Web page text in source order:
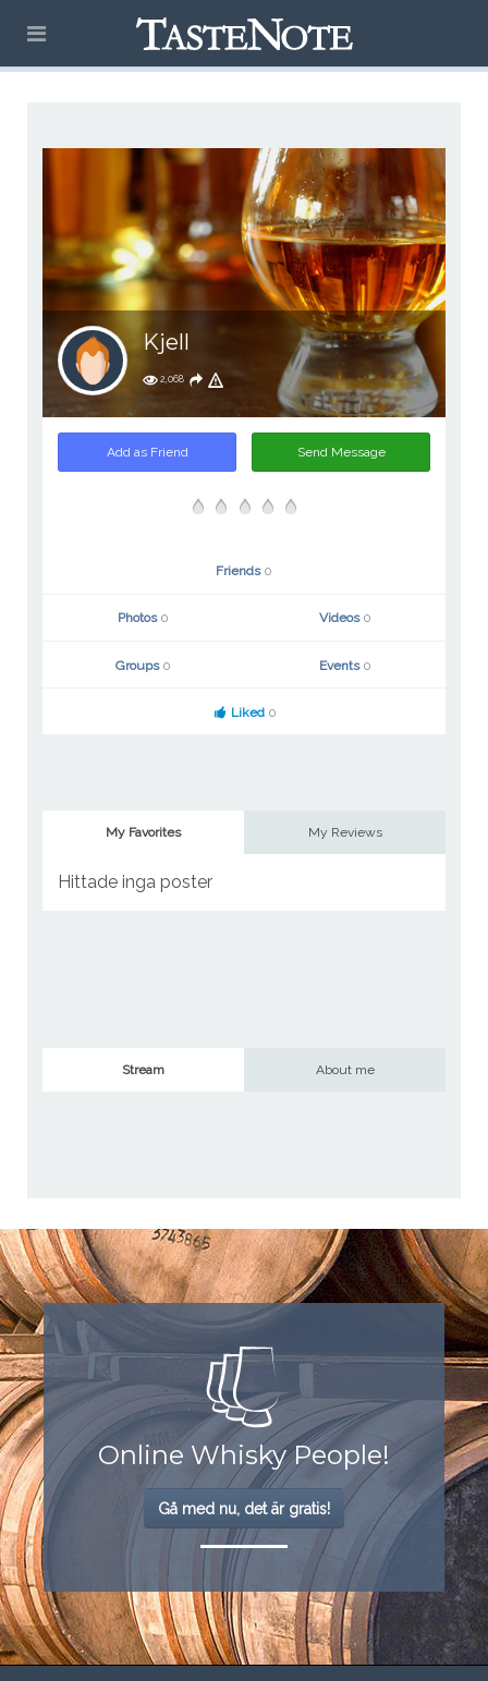
Kjell
2,068
Add as Friend Send Message
Friends 0
Photos 0 Videos 0
Groups 0 Events 0
Liked 0
My Favorites My Reviews
Hittade inga poster
Stream About me
Online Whisky People!
Gå med nu, det är gratis!